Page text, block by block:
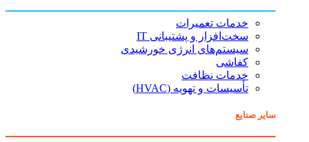
خدمات تعمیرات
سخت‌افزار و پشتیبانی IT
سیستم‌های انرژی خورشیدی
کفاشی
خدمات نظافت
تأسیسات و تهویه (HVAC)
سایر صنایع